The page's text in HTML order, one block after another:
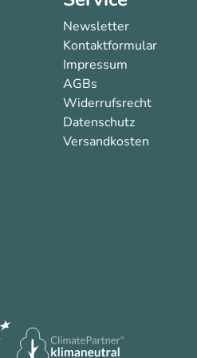
Newsletter
Kontaktformular
Impressum
AGBs
Widerrufsrecht
Datenschutz
Versandkosten